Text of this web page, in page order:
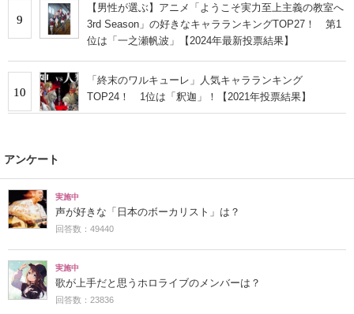
9
【男性が選ぶ】アニメ「ようこそ実力至上主義の教室へ
3rd Season」の好きなキャラランキングTOP27！ 第1
位は「一之瀬帆波」【2024年最新投票結果】
10
「終末のワルキューレ」人気キャラランキング
TOP24！ 1位は「釈迦」！【2021年投票結果】
アンケート
実施中
声が好きな「日本のボーカリスト」は？
回答数：49440
実施中
歌が上手だと思うホロライブのメンバーは？
回答数：23836